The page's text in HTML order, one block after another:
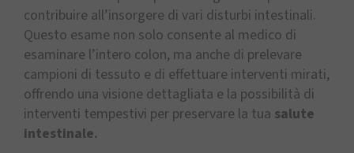
contribuire all’insorgere di vari disturbi intestinali.
Questo esame non solo consente al medico di
esaminare l’intero colon, ma anche di prelevare
campioni di tessuto e di effettuare interventi mirati,
offrendo una visione dettagliata e la possibilità di
interventi tempestivi per preservare la tua salute
intestinale.